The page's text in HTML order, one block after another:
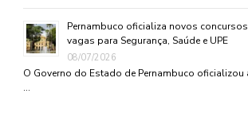
Pernambuco oficializa novos
vagas para Segurança, Saúde e UPE
08/07/2026
O Governo do Estado de Pernambuco oficializou
…